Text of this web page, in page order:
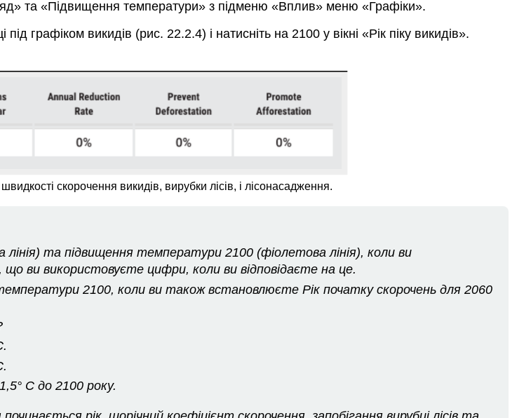
та «Підвищення температури» з підменю «Вплив» меню «Графіки».
графіком викидів (рис. 22.2.4) і натисніть на 2100 у вікні «Рік піку викидів».
скорочення викидів, вирубки лісів, і лісонасадження.
лінія) та підвищення температури 2100 (фіолетова лінія), коли ви
ви використовуєте цифри, коли ви відповідаєте на це.
2100, коли ви також встановлюєте Рік початку скорочень для 2060
C до 2100 року.